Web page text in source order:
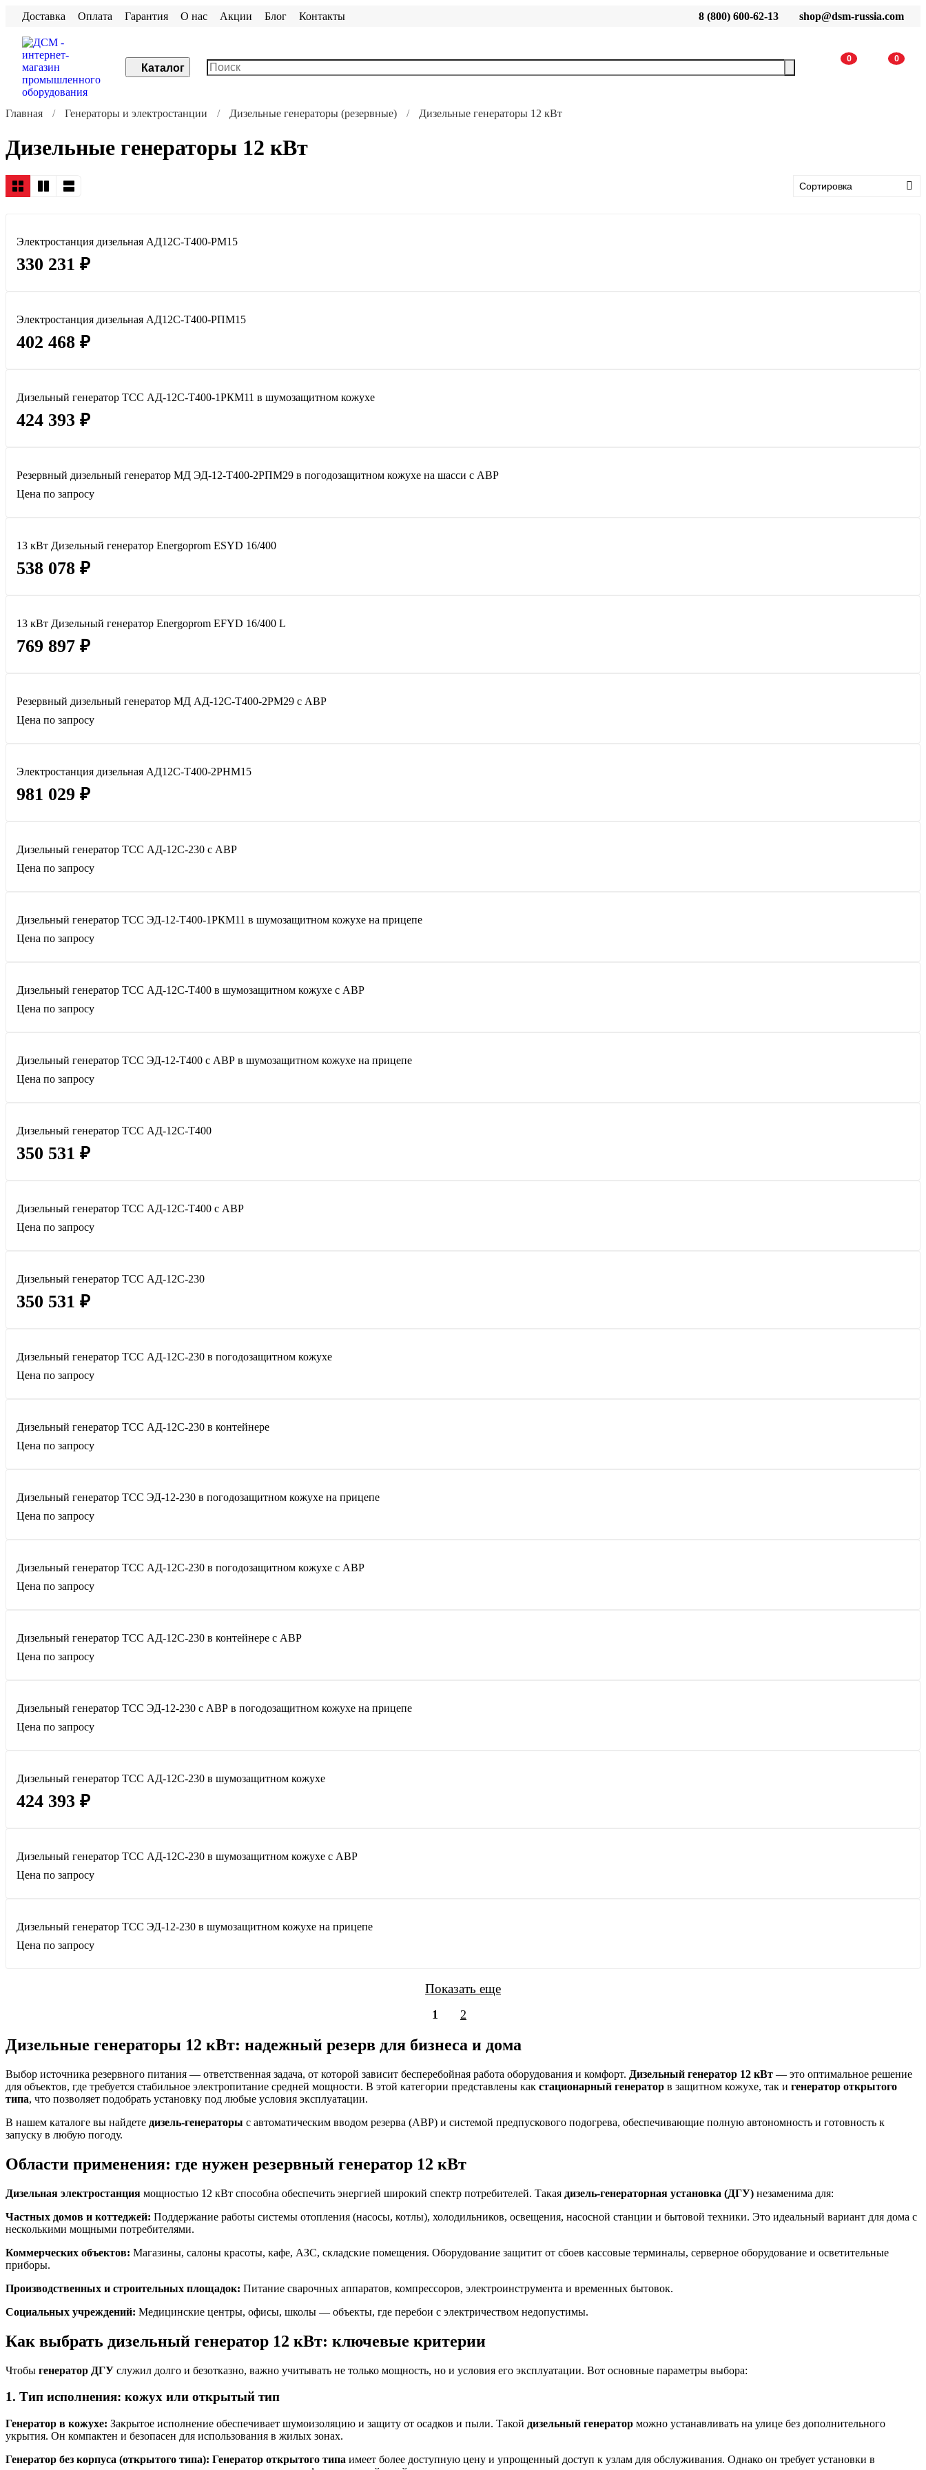
Доставка Оплата Гарантия О нас Акции Блог Контакты 8 (800) 600-62-13 shop@dsm-russia.com
Каталог
0 0
Главная Генераторы и электростанции Дизельные генераторы (резервные) Дизельные генераторы 12 кВт
Дизельные генераторы 12 кВт
Электростанция дизельная АД12С-Т400-РМ15
330 231 ₽
Электростанция дизельная АД12С-Т400-РПМ15
402 468 ₽
Дизельный генератор ТСС АД-12С-Т400-1РКМ11 в шумозащитном кожухе
424 393 ₽
Резервный дизельный генератор МД ЭД-12-Т400-2РПМ29 в погодозащитном кожухе на шасси с АВР
Цена по запросу
13 кВт Дизельный генератор Energoprom ESYD 16/400
538 078 ₽
13 кВт Дизельный генератор Energoprom EFYD 16/400 L
769 897 ₽
Резервный дизельный генератор МД АД-12С-Т400-2РМ29 с АВР
Цена по запросу
Электростанция дизельная АД12С-Т400-2РНМ15
981 029 ₽
Дизельный генератор ТСС АД-12С-230 с АВР
Цена по запросу
Дизельный генератор ТСС ЭД-12-Т400-1РКМ11 в шумозащитном кожухе на прицепе
Цена по запросу
Дизельный генератор ТСС АД-12С-Т400 в шумозащитном кожухе с АВР
Цена по запросу
Дизельный генератор ТСС ЭД-12-Т400 с АВР в шумозащитном кожухе на прицепе
Цена по запросу
Дизельный генератор ТСС АД-12С-Т400
350 531 ₽
Дизельный генератор ТСС АД-12С-Т400 с АВР
Цена по запросу
Дизельный генератор ТСС АД-12С-230
350 531 ₽
Дизельный генератор ТСС АД-12С-230 в погодозащитном кожухе
Цена по запросу
Дизельный генератор ТСС АД-12С-230 в контейнере
Цена по запросу
Дизельный генератор ТСС ЭД-12-230 в погодозащитном кожухе на прицепе
Цена по запросу
Дизельный генератор ТСС АД-12С-230 в погодозащитном кожухе с АВР
Цена по запросу
Дизельный генератор ТСС АД-12С-230 в контейнере с АВР
Цена по запросу
Дизельный генератор ТСС ЭД-12-230 с АВР в погодозащитном кожухе на прицепе
Цена по запросу
Дизельный генератор ТСС АД-12С-230 в шумозащитном кожухе
424 393 ₽
Дизельный генератор ТСС АД-12С-230 в шумозащитном кожухе с АВР
Цена по запросу
Дизельный генератор ТСС ЭД-12-230 в шумозащитном кожухе на прицепе
Цена по запросу
Показать еще
1 2
Дизельные генераторы 12 кВт: надежный резерв для бизнеса и дома
Выбор источника резервного питания — ответственная задача, от которой зависит бесперебойная работа оборудования и комфорт. Дизельный генератор 12 кВт — это оптимальное решение
для объектов, где требуется стабильное электропитание средней мощности. В этой категории представлены как стационарный генератор в защитном кожухе, так и генератор открытого
типа, что позволяет подобрать установку под любые условия эксплуатации.
В нашем каталоге вы найдете дизель-генераторы с автоматическим вводом резерва (АВР) и системой предпускового подогрева, обеспечивающие полную автономность и готовность к
запуску в любую погоду.
Области применения: где нужен резервный генератор 12 кВт
Дизельная электростанция мощностью 12 кВт способна обеспечить энергией широкий спектр потребителей. Такая дизель-генераторная установка (ДГУ) незаменима для:
Частных домов и коттеджей: Поддержание работы системы отопления (насосы, котлы), холодильников, освещения, насосной станции и бытовой техники. Это идеальный вариант для дома с
несколькими мощными потребителями.
Коммерческих объектов: Магазины, салоны красоты, кафе, АЗС, складские помещения. Оборудование защитит от сбоев кассовые терминалы, серверное оборудование и осветительные
приборы.
Производственных и строительных площадок: Питание сварочных аппаратов, компрессоров, электроинструмента и временных бытовок.
Социальных учреждений: Медицинские центры, офисы, школы — объекты, где перебои с электричеством недопустимы.
Как выбрать дизельный генератор 12 кВт: ключевые критерии
Чтобы генератор ДГУ служил долго и безотказно, важно учитывать не только мощность, но и условия его эксплуатации. Вот основные параметры выбора:
1. Тип исполнения: кожух или открытый тип
Генератор в кожухе: Закрытое исполнение обеспечивает шумоизоляцию и защиту от осадков и пыли. Такой дизельный генератор можно устанавливать на улице без дополнительного
укрытия. Он компактен и безопасен для использования в жилых зонах.
Генератор без корпуса (открытого типа): Генератор открытого типа имеет более доступную цену и упрощенный доступ к узлам для обслуживания. Однако он требует установки в